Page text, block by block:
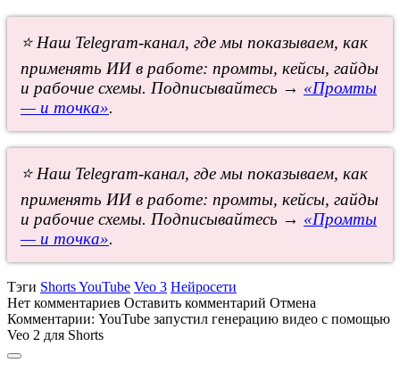
⭐ Наш Telegram-канал, где мы показываем, как
применять ИИ в работе: промты, кейсы, гайды
и рабочие схемы. Подписывайтесь → «Промты
— и точка».
⭐ Наш Telegram-канал, где мы показываем, как
применять ИИ в работе: промты, кейсы, гайды
и рабочие схемы. Подписывайтесь → «Промты
— и точка».
Тэги Shorts YouTube Veo 3 Нейросети
Нет комментариев Оставить комментарий Отмена
Комментарии: YouTube запустил генерацию видео с помощью
Veo 2 для Shorts